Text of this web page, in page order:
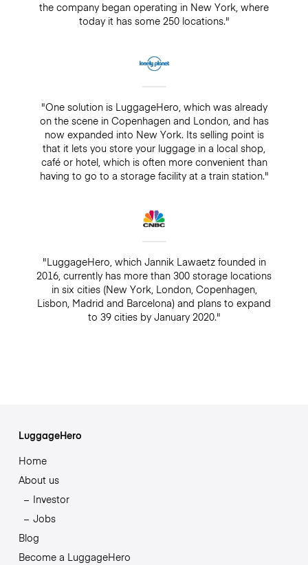
the company began operating in New York, where
today it has some 250 locations."
"One solution is LuggageHero, which was already
on the scene in Copenhagen and London, and has
now expanded into New York. Its selling point is
that it lets you store your luggage in a local shop,
café or hotel, which is often more convenient than
having to go to a storage facility at a train station."
"LuggageHero, which Jannik Lawaetz founded in
2016, currently has more than 300 storage locations
in six cities (New York, London, Copenhagen,
Lisbon, Madrid and Barcelona) and plans to expand
to 39 cities by January 2020."
LuggageHero
Home
About us
Investor
Jobs
Blog
Become a LuggageHero